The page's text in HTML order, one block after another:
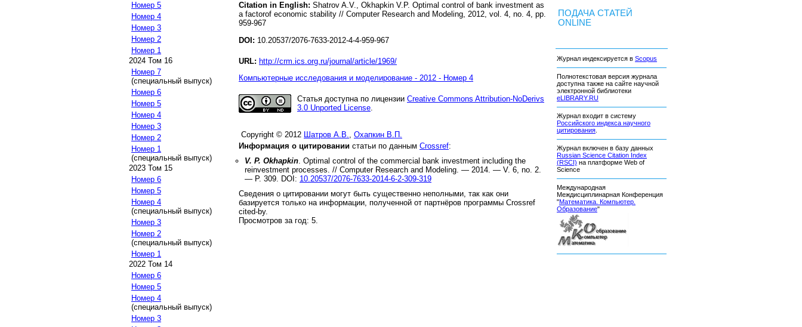
Номер 5
Номер 4
Номер 3
Номер 2
Номер 1
2024 Том 16
Номер 7
(специальный выпуск)
Номер 6
Номер 5
Номер 4
Номер 3
Номер 2
Номер 1
(специальный выпуск)
2023 Том 15
Номер 6
Номер 5
Номер 4
(специальный выпуск)
Номер 3
Номер 2
(специальный выпуск)
Номер 1
2022 Том 14
Номер 6
Номер 5
Номер 4
(специальный выпуск)
Номер 3
Citation in English: Shatrov A.V., Okhapkin V.P. Optimal control of bank investment as
a factorof economic stability // Computer Research and Modeling, 2012, vol. 4, no. 4, pp.
959-967
DOI: 10.20537/2076-7633-2012-4-4-959-967
URL: http://crm.ics.org.ru/journal/article/1969/
Компьютерные исследования и моделирование - 2012 - Номер 4
Статья доступна по лицензии Creative Commons Attribution-NoDerivs
3.0 Unported License
Copyright © 2012 Шатров А.В.
Охапкин В.П.
Информация о цитировании статьи по данным Crossref:
V. P. Okhapkin Optimal control of the commercial bank investment including the
reinvestment processes . // Computer Research and Modeling. — 2014 . — V. 6 , no. 2
— P. 309 DOI: 10.20537/2076-7633-2014-6-2-309-319
Сведения о цитировании могут быть существенно неполными, так как они
базируется только на информации, полученной от партнёров программы Crossref
cited-by.
Просмотров за год: 5.
ПОДАЧА СТАТЕЙ
ONLINE
Журнал индексируется в Scopus
Полнотекстовая версия журнала
доступна также на сайте научной
электронной библиотеки
eLIBRARY.RU
Журнал входит в систему
Российского индекса научного
цитирования
Журнал включен в базу данных
Russian Science Citation Index
(RSCI) на платформе Web of
Science
Международная
Междисциплинарная Конференция
"Математика. Компьютер.
Образование"